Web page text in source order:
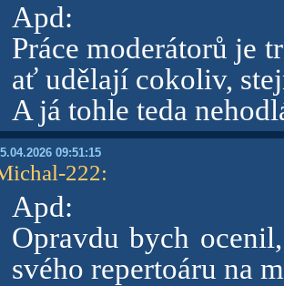
Apd:
Práce moderátorů je
ať udělají cokoliv,
A já tohle teda
09:51:15
222:
Apd:
Opravdu bych
svého repertoáru na